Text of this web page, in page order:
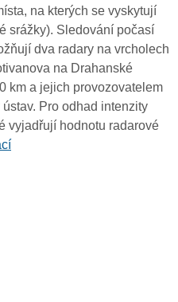
na kterých se vyskytují
srážky). Sledování počasí
dva radary na vrcholech
na Drahanské
km a jejich provozovatelem
Pro odhad intenzity
vyjadřují hodnotu radarové